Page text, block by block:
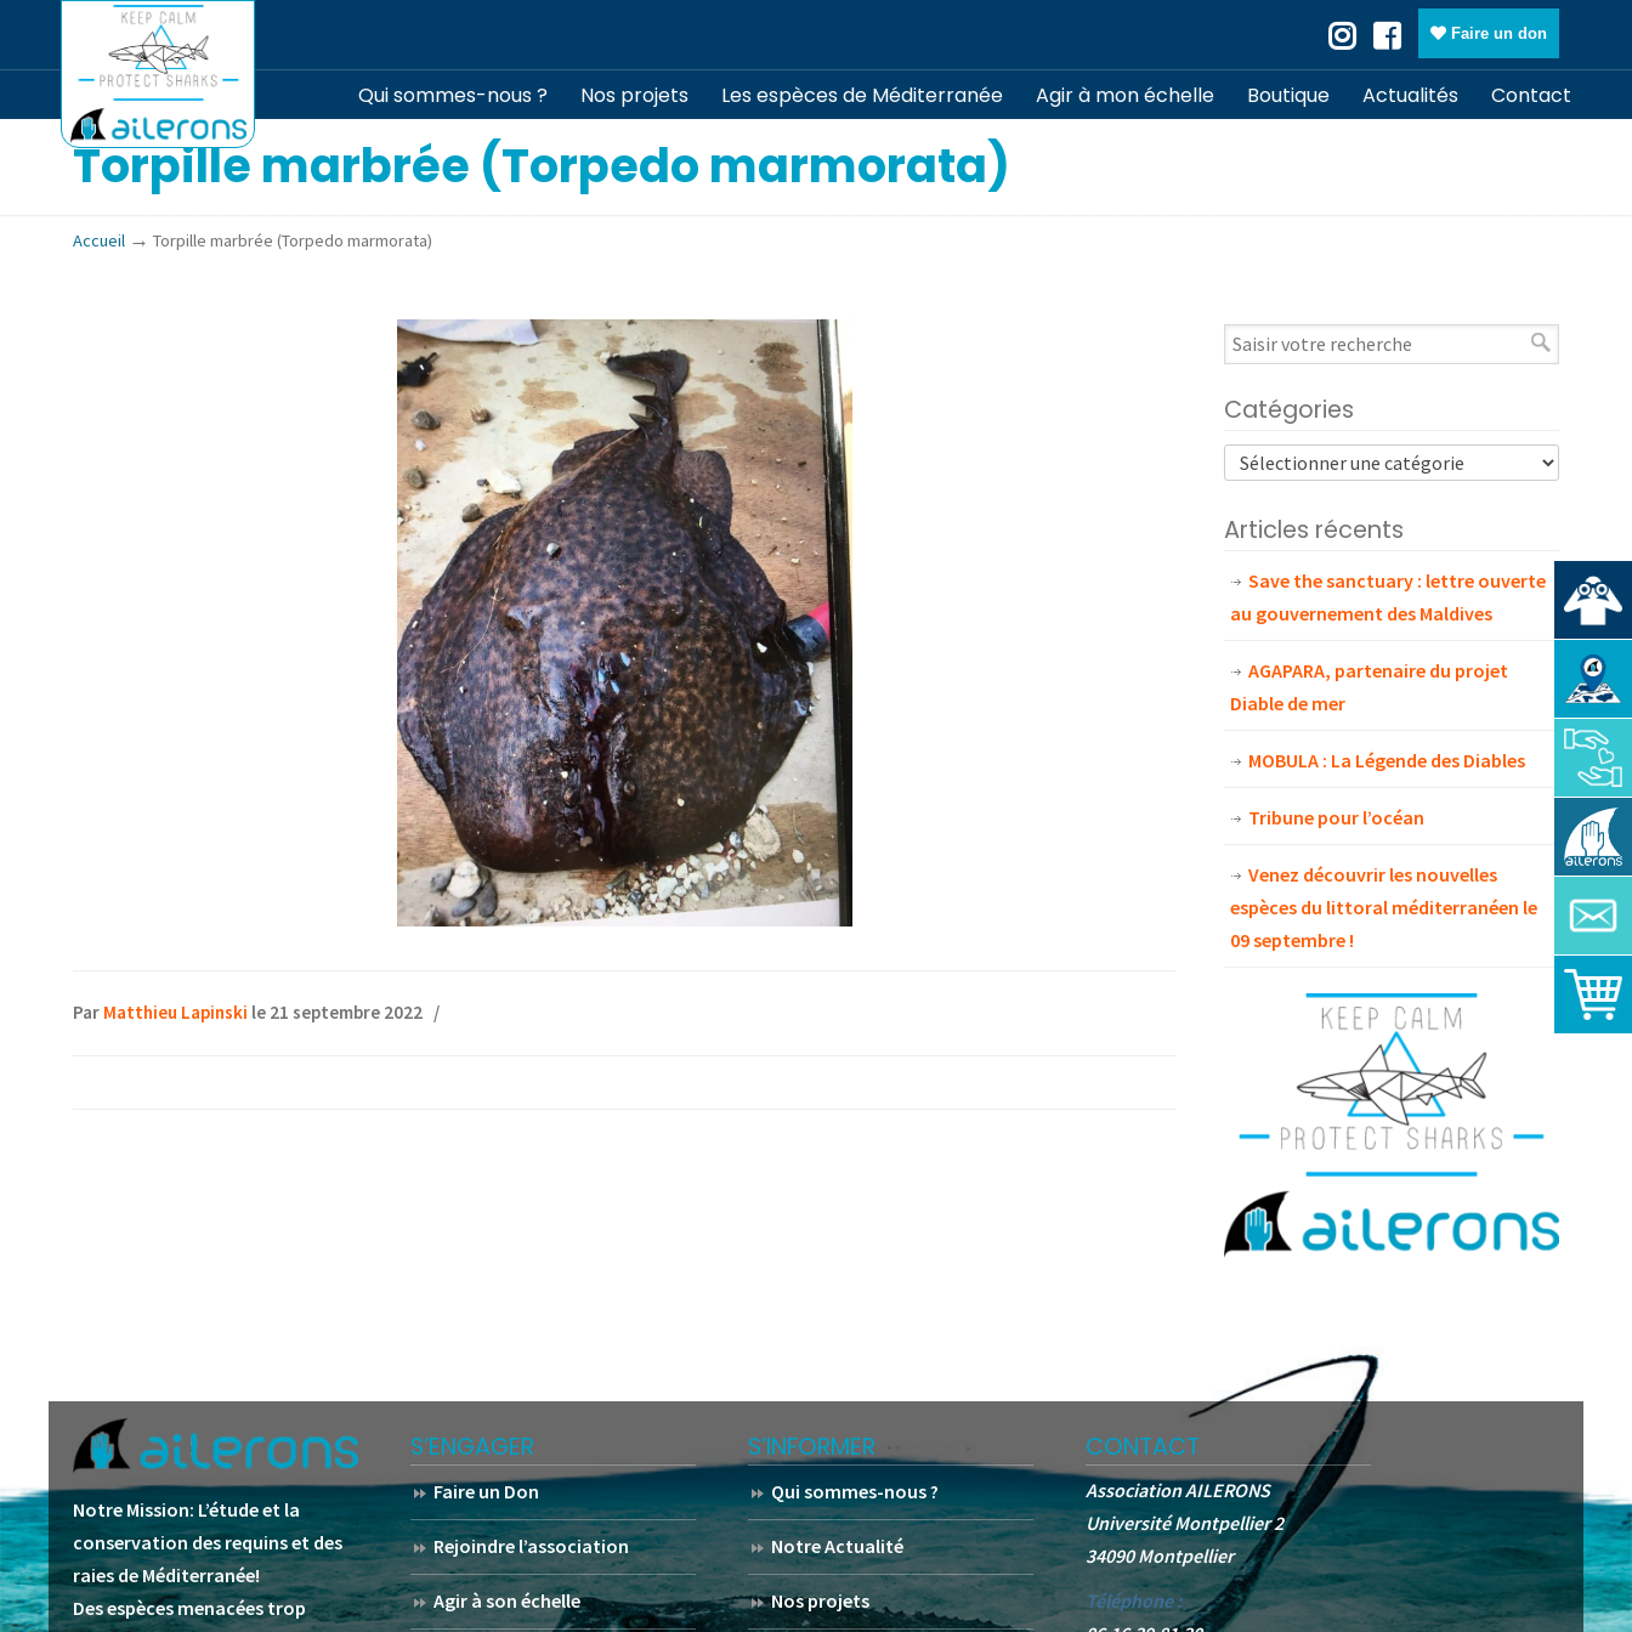
Faire un don
Qui sommes-nous ? Nos projets Les espèces de Méditerranée Agir à mon échelle Boutique Actualités Contact
Torpille marbrée (Torpedo marmorata)
Accueil →Torpille marbrée (Torpedo marmorata)
Par Matthieu Lapinski le 21 septembre 2022 /
Catégories
Articles récents
Save the sanctuary : lettre ouverte
au gouvernement des Maldives
AGAPARA, partenaire du projet
Diable de mer
MOBULA : La Légende des Diables
Tribune pour l’océan
Venez découvrir les nouvelles
espèces du littoral méditerranéen le
09 septembre !
Notre Mission: L’étude et la
conservation des requins et des
raies de Méditerranée!
Des espèces menacées trop
S’ENGAGER
Faire un Don
Rejoindre l’association
Agir à son échelle
S’INFORMER
Qui sommes-nous ?
Notre Actualité
Nos projets
CONTACT
Association AILERONS
Université Montpellier 2
34090 Montpellier
Téléphone :